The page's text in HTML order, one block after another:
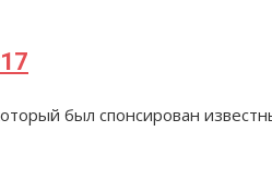
был спонсирован